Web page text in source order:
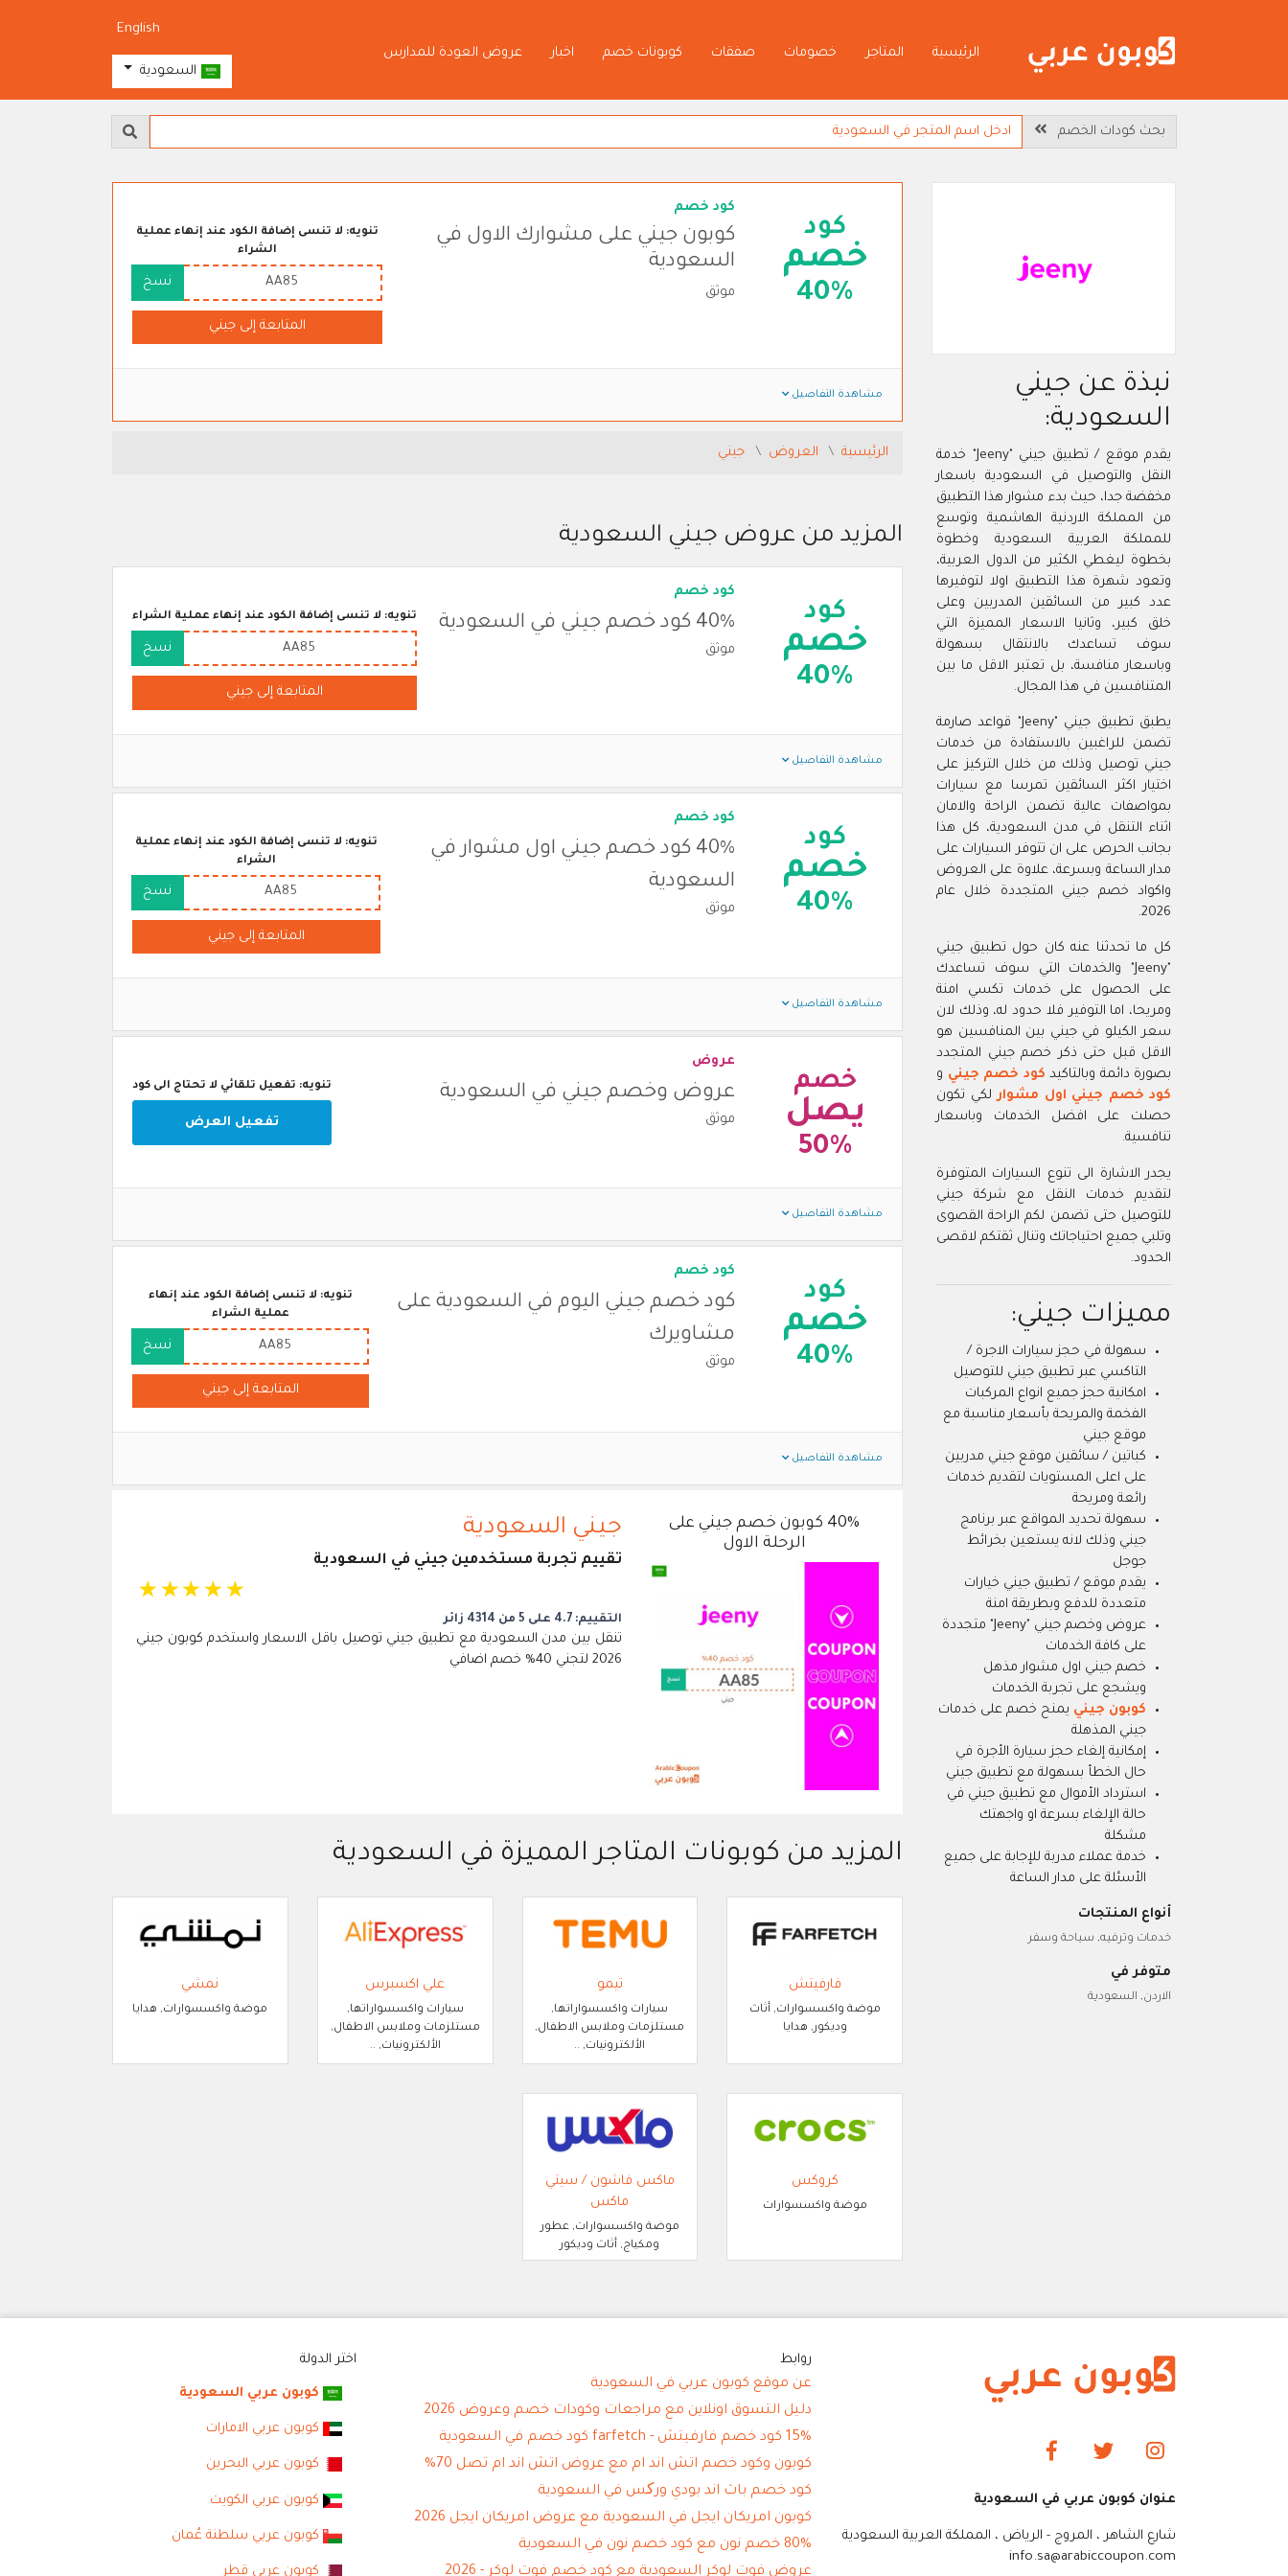
الرئيسية المتاجر خصومات صفقات كوبونات خصم اخبار عروض العودة للمدارس
English
السعودية
بحث كودات الخصم
كود
خصم
40%
كود خصم
كوبون جيني على مشوارك الاول في
السعودية
موثق
تنويه: لا تنسى إضافة الكود عند إنهاء عملية
الشراء
AA85 نسخ
المتابعة إلى جيني
مشاهدة التفاصيل
الرئيسية العروض جيني
المزيد من عروض جيني السعودية
كود
خصم
40%
كود خصم
40% كود خصم جيني في السعودية
موثق
تنويه: لا تنسى إضافة الكود عند إنهاء عملية الشراء
AA85 نسخ
المتابعة إلى جيني
مشاهدة التفاصيل
كود
خصم
40%
كود خصم
40% كود خصم جيني اول مشوار في
السعودية
موثق
تنويه: لا تنسى إضافة الكود عند إنهاء عملية
الشراء
AA85 نسخ
المتابعة إلى جيني
مشاهدة التفاصيل
خصم
يصل
50%
عروض
عروض وخصم جيني في السعودية
موثق
تنويه: تفعيل تلقائي لا تحتاج الى كود
تفعيل العرض
مشاهدة التفاصيل
كود
خصم
40%
كود خصم
كود خصم جيني اليوم في السعودية على
مشاويرك
موثق
تنويه: لا تنسى إضافة الكود عند إنهاء
عملية الشراء
AA85 نسخ
المتابعة إلى جيني
مشاهدة التفاصيل
40% كوبون خصم جيني على
الرحلة الاول
جيني السعودية
تقييم تجربة مستخدمين جيني في السعودية
☆ ☆☆ ☆ ☆
التقييم: 4.7 على 5 من 4314 زائر
تنقل بين مدن السعودية مع تطبيق جيني توصيل باقل الاسعار واستخدم كوبون جيني
2026 لتجني 40% خصم اضافي
المزيد من كوبونات المتاجر المميزة في السعودية
فارفيتش
موضة واكسسوارات, أثاث
وديكور, هدايا
تيمو
سيارات واكسسواراتها,
مستلزمات وملابس الاطفال,
الألكترونيات, ..
علي اكسبرس
سيارات واكسسواراتها,
مستلزمات وملابس الاطفال,
الألكترونيات, ..
نمشي
موضة واكسسوارات, هدايا
كروكس
موضة واكسسوارات
ماكس فاشون / سيتي
ماكس
موضة واكسسوارات, عطور
ومكياج, أثاث وديكور
نبذة عن جيني
السعودية:
يقدم موقع / تطبيق جيني "Jeeny" خدمة
النقل والتوصيل في السعودية باسعار
مخفضة جدا، حيث بدء مشوار هذا التطبيق
من المملكة الاردنية الهاشمية وتوسع
للمملكة العربية السعودية وخطوة
بخطوة ليغطي الكثير من الدول العربية،
وتعود شهرة هذا التطبيق اولا لتوفيرها
عدد كبير من السائقين المدربين وعلى
خلق كبير، وثانيا الاسعار المميزة التي
سوف تساعدك بالانتقال بسهولة
وباسعار منافسة، بل تعتبر الاقل ما بين
المتنافسين في هذا المجال.
يطبق تطبيق جيني "Jeeny" قواعد صارمة
تضمن للراغبين بالاستفادة من خدمات
جيني توصيل وذلك من خلال التركيز على
اختيار اكثر السائقين تمرسا مع سيارات
بمواصفات عالية تضمن الراحة والامان
اثناء التنقل في مدن السعودية، كل هذا
بجانب الحرص على ان تتوفر السيارات على
مدار الساعة وبسرعة، علاوة على العروض
واكواد خصم جيني المتجددة خلال عام
2026.
كل ما تحدثنا عنه كان حول تطبيق جيني
"Jeeny" والخدمات التي سوف تساعدك
على الحصول على خدمات تكسي امنة
ومريحا، اما التوفير فلا حدود له، وذلك لان
سعر الكيلو في جيني بين المنافسين هو
الاقل قبل حتى ذكر خصم جيني المتجدد
بصورة دائمة وبالتاكيد كود خصم جيني و
كود خصم جيني اول مشوارلكي تكون
حصلت على افضل الخدمات وباسعار
تنافسية.
يجدر الاشارة الى تنوع السيارات المتوفرة
لتقديم خدمات النقل مع شركة جيني
للتوصيل حتى تضمن لكم الراحة القصوى
وتلبي جميع احتياجاتك وتنال ثقتكم لاقصى
الحدود.
مميزات جيني:
سهولة في حجز سيارات الاجرة /
التاكسي عبر تطبيق جيني للتوصيل
امكانية حجز جميع انواع المركبات
الفخمة والمريحة بأسعار مناسبة مع
موقع جيني
كباتين / سائقين موقع جيني مدربين
على اعلى المستويات لتقديم خدمات
رائعة ومريحة
سهولة تحديد المواقع عبر برنامج
جيني وذلك لانه يستعين بخرائط
جوجل
يقدم موقع / تطبيق جيني خيارات
متعددة للدفع وبطريقة امنة
عروض وخصم جيني "Jeeny" متجددة
على كافة الخدمات
خصم جيني اول مشوار مذهل
ويشجع على تجربة الخدمات
كوبون جيني يمنح خصم على خدمات
جيني المذهلة
إمكانية إلغاء حجز سيارة الأجرة في
حال الخطأ بسهولة مع تطبيق جيني
استرداد الأموال مع تطبيق جيني في
حالة الإلغاء بسرعة او واجهتك
مشكلة
خدمة عملاء مدربة للإجابة على جميع
الأسئلة على مدار الساعة
أنواع المنتجات
خدمات وترفيه, سياحة وسفر
متوفر في
الاردن, السعودية
عنوان كوبون عربي في السعودية
شارع الشاهر ، المروج - الرياض ، المملكة العربية السعودية
info.sa@arabiccoupon.com
روابط
عن موقع كوبون عربي في السعودية
دليل التسوق اونلاين مع مراجعات وكودات خصم وعروض 2026
15% كود خصم فارفيتش - farfetch كود خصم في السعودية
كوبون وكود خصم اتش اند ام مع عروض اتش اند ام تصل 70%
كود خصم باث اند بودي ورکس في السعودية
كوبون امريكان ايجل في السعودية مع عروض امريكان ايجل 2026
80% خصم نون مع كود خصم نون في السعودية
عروض فوت لوكر السعودية مع كود خصم فوت لوكر - 2026
اختر الدولة
كوبون عربي السعودية
كوبون عربي الامارات
كوبون عربي البحرين
كوبون عربي الكويت
كوبون عربي سلطنة عُمان
كوبون عربي قطر